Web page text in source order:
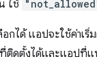
ใช้
กได้ แอปจะใช้ค่าเ
ติดตั้งได้และแอปที่แ